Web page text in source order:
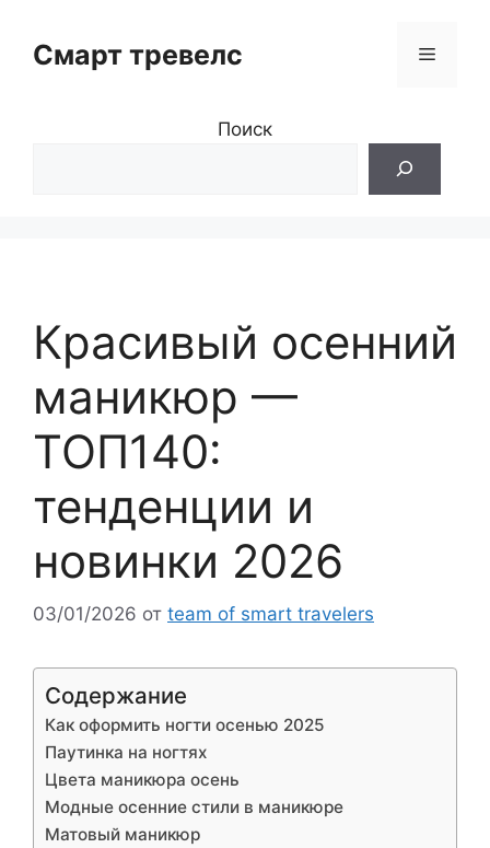
содержимому
Смарт тревелс Меню
Поиск
Красивый осенний
маникюр —
ТОП140:
тенденции и
новинки 2026
03/01/2026 от team of smart travelers
Содержание
Как оформить ногти осенью 2025
Паутинка на ногтях
Цвета маникюра осень
Модные осенние стили в маникюре
Матовый маникюр